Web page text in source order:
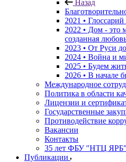
Назад
2021 •
2022 • Дом - это
созданная
2023 • От Руси
2024 • Война и
2025 • Будем
2026 • В начале
Международное
Политика в области
Лицензии и
Государственные
Противодействие
Вакансии
Контакты
35 лет ФБУ "НТЦ ЯРБ"
Публикации